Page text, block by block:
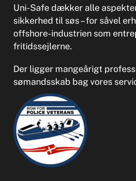
Uni-Safe dækker alle
sikkerhed til søs – for såvel
offshore-industrien som
fritidssejlerne.
Der ligger mangeårigt
sømandsskab bag vores